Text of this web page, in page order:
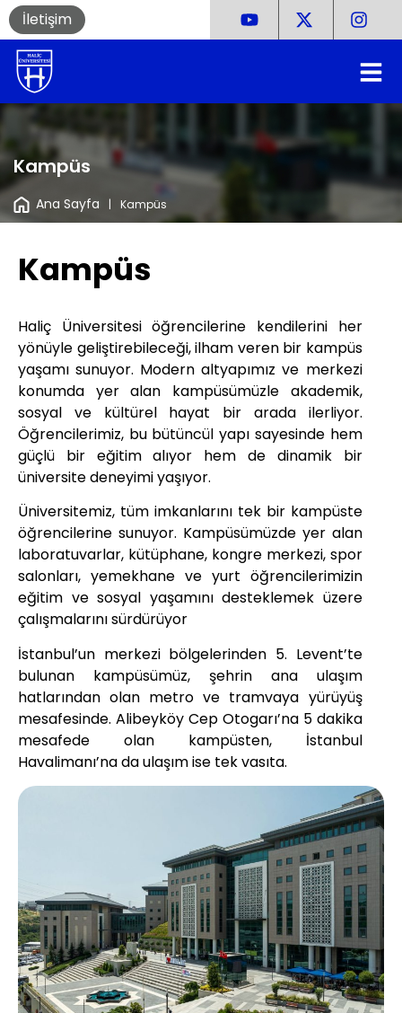
İletişim
Kampüs
Ana Sayfa | Kampüs
Kampüs
Haliç Üniversitesi öğrencilerine kendilerini her
yönüyle geliştirebileceği, ilham veren bir kampüs
yaşamı sunuyor. Modern altyapımız ve merkezi
konumda yer alan kampüsümüzle akademik,
sosyal ve kültürel hayat bir arada ilerliyor.
Öğrencilerimiz, bu bütüncül yapı sayesinde hem
güçlü bir eğitim alıyor hem de dinamik bir
üniversite deneyimi yaşıyor.
Üniversitemiz, tüm imkanlarını tek bir kampüste
öğrencilerine sunuyor. Kampüsümüzde yer alan
laboratuvarlar, kütüphane, kongre merkezi, spor
salonları, yemekhane ve yurt öğrencilerimizin
eğitim ve sosyal yaşamını desteklemek üzere
çalışmalarını sürdürüyor
İstanbul’un merkezi bölgelerinden 5. Levent’te
bulunan kampüsümüz, şehrin ana ulaşım
hatlarından olan metro ve tramvaya yürüyüş
mesafesinde. Alibeyköy Cep Otogarı’na 5 dakika
mesafede olan kampüsten, İstanbul
Havalimanı’na da ulaşım ise tek vasıta.